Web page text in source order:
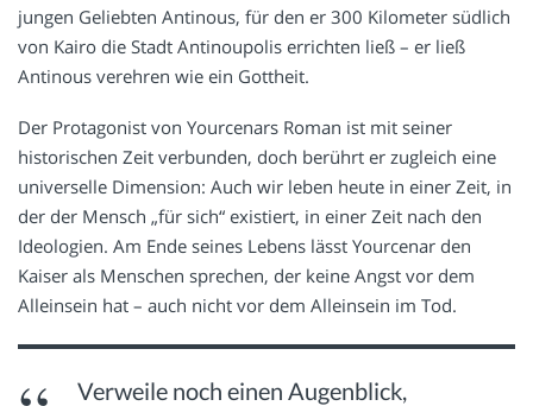
jungen Geliebten Antinous, für den er 300 Kilometer südlich
von Kairo die Stadt Antinoupolis errichten ließ – er ließ
Antinous verehren wie ein Gottheit.
Der Protagonist von Yourcenars Roman ist mit seiner
historischen Zeit verbunden, doch berührt er zugleich eine
universelle Dimension: Auch wir leben heute in einer Zeit, in
der der Mensch „für sich“ existiert, in einer Zeit nach den
Ideologien. Am Ende seines Lebens lässt Yourcenar den
Kaiser als Menschen sprechen, der keine Angst vor dem
Alleinsein hat – auch nicht vor dem Alleinsein im Tod.
Verweile noch einen Augenblick,